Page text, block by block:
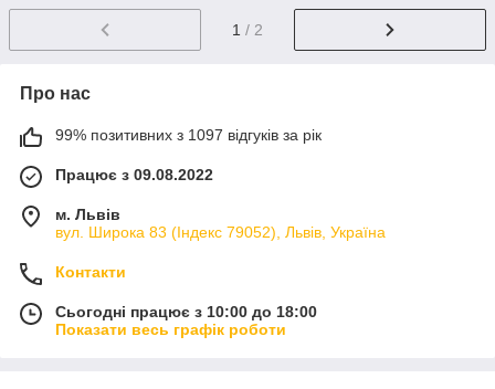
1 / 2
Про нас
99% позитивних з 1097 відгуків за рік
Працює з 09.08.2022
м. Львів
вул. Широка 83 (Індекс 79052), Львів, Україна
Контакти
Сьогодні працює з 10:00 до 18:00
Показати весь графік роботи